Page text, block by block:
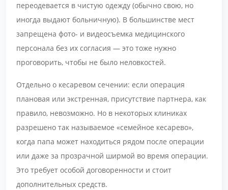
переодевается в чистую одежду (обычно свою, но
иногда выдают больничную). В большинстве мест
запрещена фото- и видеосъемка медицинского
персонала без их согласия — это тоже нужно
проговорить, чтобы не было неловкостей.
Отдельно о кесаревом сечении: если операция
плановая или экстренная, присутствие партнера, как
правило, невозможно. Но в некоторых клиниках
разрешено так называемое «семейное кесарево»,
когда папа может находиться рядом после операции
или даже за прозрачной ширмой во время операции.
Это требует особой договоренности и стоит
дополнительных средств.